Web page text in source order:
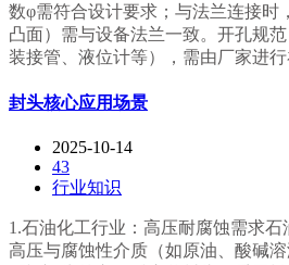
数φ需符合设计要求；与法兰连接时
凸面）需与设备法兰一致。开孔规
装接管、液位计等），需由厂家进
封头核心应用场景
2025-10-14
43
行业知识
1.石油化工行业：高压耐腐蚀需求石
高压与腐蚀性介质（如原油、酸碱